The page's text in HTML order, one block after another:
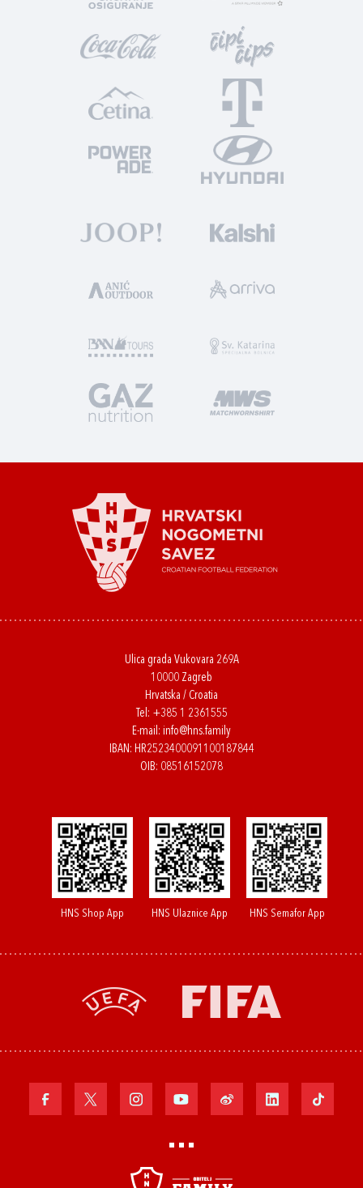
Ulica grada Vukovara 269A
10000 Zagreb
Hrvatska / Croatia
Tel: +385 1 2361555
E-mail: info@hns.family
IBAN: HR2523400091100187844
OIB: 08516152078
HNS Shop App HNS Ulaznice App HNS Semafor App